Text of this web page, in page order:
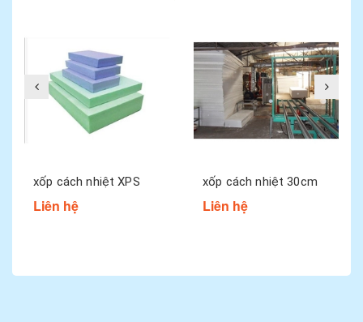
xốp cách nhiệt XPS
Liên hệ
xốp cách nhiệt 30cm
Liên hệ